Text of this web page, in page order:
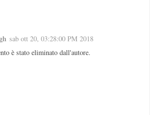
sab ott 20, 03:28:00 PM 2018
è stato eliminato dall'autore.